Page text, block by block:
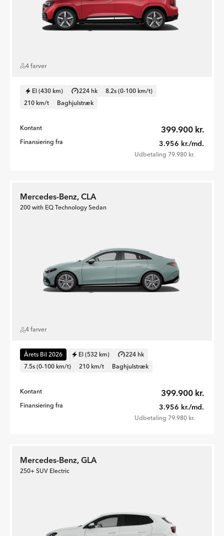
4 farver
El (430 km) 224 hk
8.2s (0-100 km/t)
210 km/t
Baghjulstræk
Kontant 399.900 kr.
Finansiering fra 3.956 kr./md.
Udbetaling 79.980 kr.
Mercedes-Benz, CLA
200 with EQ Technology Sedan
4 farver
Årets Bil 2026 El (532 km)
224 hk
7.5s (0-100 km/t)
210 km/t Baghjulstræk
Kontant 399.900 kr.
Finansiering fra 3.956 kr./md.
Udbetaling 79.980 kr.
Mercedes-Benz, GLA
250+ SUV Electric